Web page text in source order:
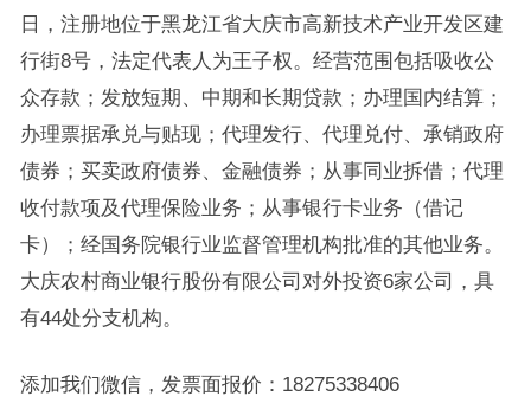
日，注册地位于黑龙江省大庆市高新技术产业开发区建
行街8号，法定代表人为王子权。经营范围包括吸收公
众存款；发放短期、中期和长期贷款；办理国内结算；
办理票据承兑与贴现；代理发行、代理兑付、承销政府
债券；买卖政府债券、金融债券；从事同业拆借；代理
收付款项及代理保险业务；从事银行卡业务（借记
卡）；经国务院银行业监督管理机构批准的其他业务。
大庆农村商业银行股份有限公司对外投资6家公司，具
有44处分支机构。
添加我们微信，发票面报价：18275338406